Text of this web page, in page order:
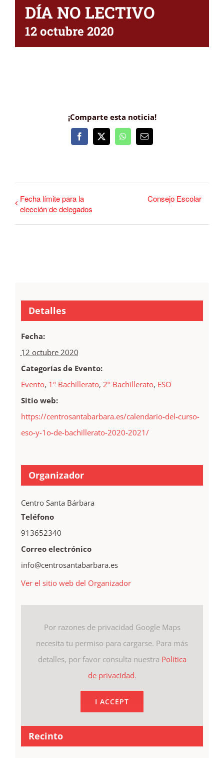
DÍA NO LECTIVO
12 octubre 2020
¡Comparte esta noticia!
Facebook
X WhatsAppCorreo
Fecha límite para la
elección de delegados
Consejo Escolar
Detalles
Fecha:
12 octubre 2020
Categorías de Evento:
Evento, 1º Bachillerato, 2º Bachillerato, ESO
Sitio web:
https://centrosantabarbara.es/calendario-del-curso-
eso-y-1o-de-bachillerato-2020-2021/
Organizador
Centro Santa Bárbara
Teléfono
913652340
Correo electrónico
info@centrosantabarbara.es
Ver el sitio web del Organizador
Recinto
Por razones de privacidad Google Maps
necesita tu permiso para cargarse. Para más
detalles, por favor consulta nuestra Política
de privacidad.
I ACCEPT